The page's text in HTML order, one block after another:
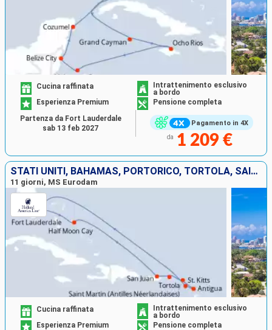
Pagamento in 4X
Cucina raffinata
Intrattenimento esclusivo
a bordo
Esperienza Premium
Pensione completa
da 1 209 €
Partenza da Fort Lauderdale
sab 13 feb 2027
STATI UNITI, BAHAMAS, PORTORICO, TORTOLA, SAINT MARTIN, ANTIGUA E BARBUDA
11 giorni, MS Eurodam
Cucina raffinata
Intrattenimento esclusivo
a bordo
Esperienza Premium
Pensione completa